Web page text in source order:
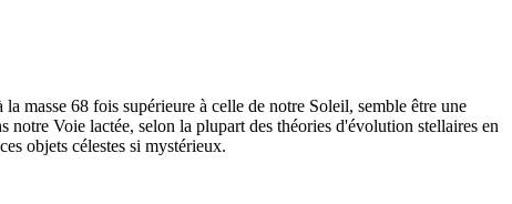
masse 68 fois supérieure à celle de notre Soleil, semble être une
notre Voie lactée, selon la plupart des théories d'évolution stellaires en
objets célestes si mystérieux.